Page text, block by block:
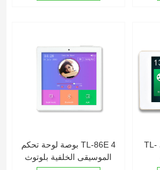
TL-86E 4 بوصة لوحة تحكم
الموسيقى الخلفية بلوتوث
وحدة تحكم الموسيقى TL-